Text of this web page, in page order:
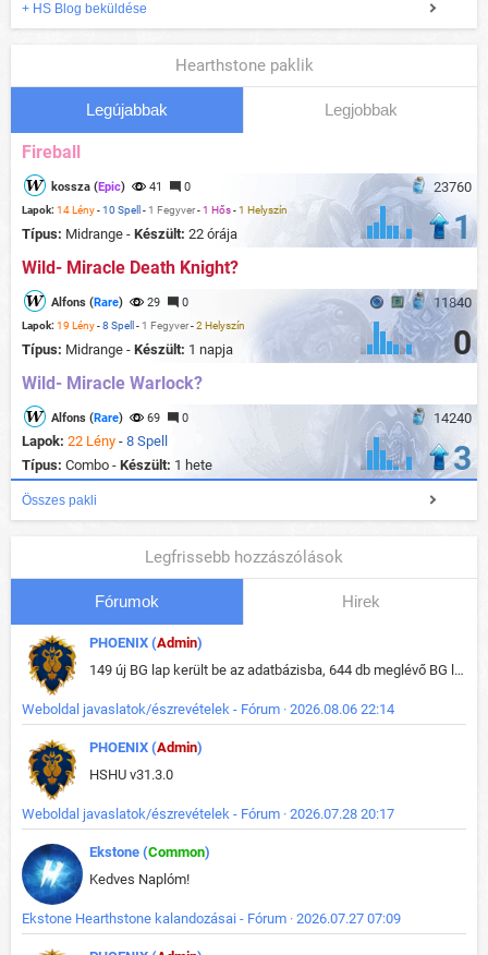
+ HS Blog beküldése
Hearthstone paklik
Legújabbak Legjobbak
Fireball
23760
kossza (Epic) 41 0
Lapok: 14 Lény-10 Spell - 1 Fegyver-1 Hős-1 Helyszín
Típus: Midrange - Készült: 22 órája 1
Wild- Miracle Death Knight?
11840
Alfons (Rare) 29 0
Lapok: 19 Lény-8 Spell - 1 Fegyver-2 Helyszín
Típus: Midrange - Készült: 1 napja 0
Wild- Miracle Warlock?
14240
Alfons (Rare) 69 0
Lapok: 22 Lény - 8 Spell
Típus: Combo - Készült: 1 hete 3
Összes pakli
Legfrissebb hozzászólások
Fórumok Hirek
PHOENIX (Admin)
149 új BG lap került be az adatbázisba, 644 db meglévő BG lap módosult, bekerültek az új képek a megváltozott lapokhoz is.
Weboldal javaslatok/észrevételek - Fórum · 2026.08.06 22:14
PHOENIX (Admin)
HSHU v31.3.0
Weboldal javaslatok/észrevételek - Fórum · 2026.07.28 20:17
Ekstone (Common)
Kedves Naplóm!
Ekstone Hearthstone kalandozásai - Fórum · 2026.07.27 07:09